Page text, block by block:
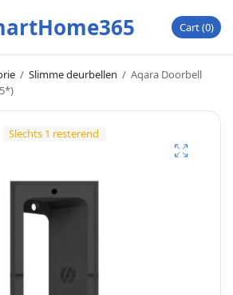
Cart 0
/ Slimme deurbellen / Aqara Doorbell
Slechts 1 resterend